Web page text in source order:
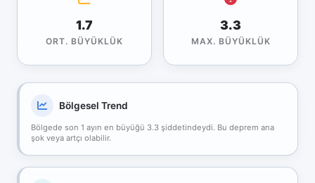
1.7
ORT. BÜYÜKLÜK
3.3
MAX. BÜYÜKLÜK
Bölgesel Trend
Bölgede son 1 ayın en büyüğü 3.3 şiddetindeydi. Bu deprem ana
şok veya artçı olabilir.